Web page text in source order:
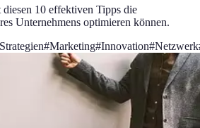
10 effektiven Tipps die
Unternehmens optimieren können.
Strategien#Marketing#Innovation#Netzwerk